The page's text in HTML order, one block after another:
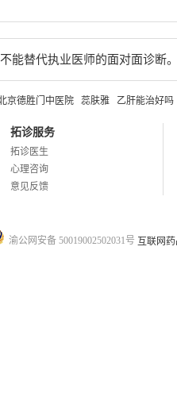
能替代执业医师的面对面诊断
京德胜门中医院 蕊肤雅 乙肝能治好吗
拓诊服务
拓诊医生
心理咨询
意见反馈
渝公网安备 50019002502031号 互联网